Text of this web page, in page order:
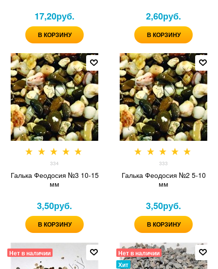
17,20руб.
В КОРЗИНУ
2,60руб.
В КОРЗИНУ
334
Галька Феодосия №3 10-15
мм
3,50руб.
В КОРЗИНУ
333
Галька Феодосия №2 5-10
мм
3,50руб.
В КОРЗИНУ
Нет в наличии
Нет в наличии
Хит